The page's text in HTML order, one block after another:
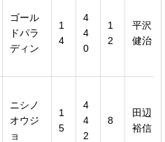
ゴール
ドパラ
ディン
1
4
4
4
0
1
2
平沢
健治
ニシノ
オウジ
ョ
1
5
4
4
2
8
田辺
裕信